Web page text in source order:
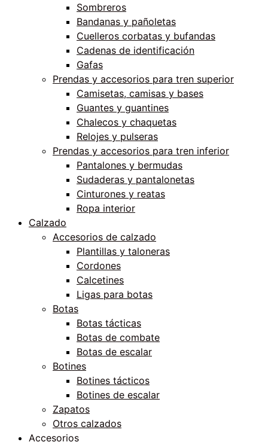
Sombreros
Bandanas y pañoletas
Cuelleros corbatas y bufandas
Cadenas de identificación
Gafas
Prendas y accesorios para tren superior
Camisetas, camisas y bases
Guantes y guantines
Chalecos y chaquetas
Relojes y pulseras
Prendas y accesorios para tren inferior
Pantalones y bermudas
Sudaderas y pantalonetas
Cinturones y reatas
Ropa interior
Calzado
Accesorios de calzado
Plantillas y taloneras
Cordones
Calcetines
Ligas para botas
Botas
Botas tácticas
Botas de combate
Botas de escalar
Botines
Botines tácticos
Botines de escalar
Zapatos
Otros calzados
Accesorios